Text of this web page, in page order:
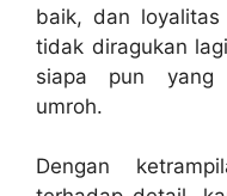
baik, dan loyalitas
tidak diragukan
siapa pun yang
umroh.
Dengan